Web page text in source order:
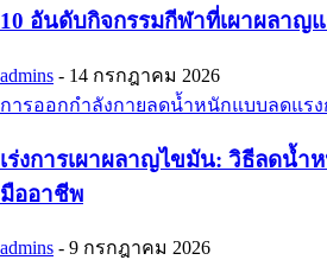
10 อันดับกิจกรรมกีฬาที่เผาผลาญ
admins - 14 กรกฎาคม 2026
การออกกำลังกายลดน้ำหนักแบบลดแร
เร่งการเผาผลาญไขมัน: วิธีลดน้ำ
มืออาชีพ
admins - 9 กรกฎาคม 2026